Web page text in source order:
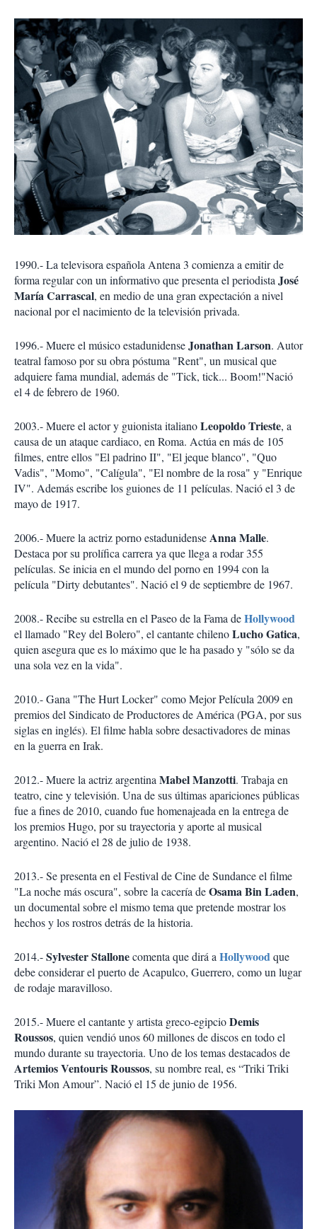
1990.- La televisora española Antena 3 comienza a emitir de
forma regular con un informativo que presenta el periodistaJosé
María Carrascal, en medio de una gran expectación a nivel
nacional por el nacimiento de la televisión privada.
1996.- Muere el músico estadunidenseJonathan Larson. Autor
teatral famoso por su obra póstuma "Rent", un musical que
adquiere fama mundial, además de "Tick, tick... Boom!"Nació
el 4 de febrero de 1960.
2003.- Muere el actor y guionista italianoLeopoldo Trieste, a
causa de un ataque cardiaco, en Roma. Actúa en más de 105
filmes, entre ellos "El padrino II", "El jeque blanco", "Quo
Vadis", "Momo", "Calígula", "El nombre de la rosa" y "Enrique
IV". Además escribe los guiones de 11 películas. Nació el 3 de
mayo de 1917.
2006.- Muere la actriz porno estadunidenseAnna Malle.
Destaca por su prolífica carrera ya que llega a rodar 355
películas. Se inicia en el mundo del porno en 1994 con la
película "Dirty debutantes". Nació el 9 de septiembre de 1967.
2008.- Recibe su estrella en el Paseo de la Fama deHollywood
el llamado "Rey del Bolero", el cantante chilenoLucho Gatica,
quien asegura que es lo máximo que le ha pasado y "sólo se da
una sola vez en la vida".
2010.- Gana "The Hurt Locker" como Mejor Película 2009 en
premios del Sindicato de Productores de América (PGA, por sus
siglas en inglés). El filme habla sobre desactivadores de minas
en la guerra en Irak.
2012.- Muere la actriz argentinaMabel Manzotti. Trabaja en
teatro, cine y televisión. Una de sus últimas apariciones públicas
fue a fines de 2010, cuando fue homenajeada en la entrega de
los premios Hugo, por su trayectoria y aporte al musical
argentino. Nació el 28 de julio de 1938.
2013.- Se presenta en el Festival de Cine de Sundance el filme
"La noche más oscura", sobre la cacería deOsama Bin Laden,
un documental sobre el mismo tema que pretende mostrar los
hechos y los rostros detrás de la historia.
2014.-Sylvester Stallonecomenta que dirá aHollywoodque
debe considerar el puerto de Acapulco, Guerrero, como un lugar
de rodaje maravilloso.
2015.- Muere el cantante y artista greco-egipcioDemis
Roussos, quien vendió unos 60 millones de discos en todo el
mundo durante su trayectoria. Uno de los temas destacados de
Artemios Ventouris Roussos, su nombre real, es “Triki Triki
Triki Mon Amour”. Nació el 15 de junio de 1956.